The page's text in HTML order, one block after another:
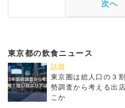
次へ
東京都の飲食ニュース
話題
東京圏は総人口の３
勢調査から考える出
こか